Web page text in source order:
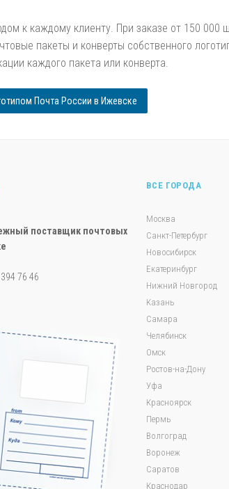
к каждому клиенту. При заказе от 150 000
пакеты и конверты собственного
каждого пакета или конверта.
Почта России в Ижевске
поставщик почтовых
76 46
ВСЕ ГОРОДА
Москва
Санкт-Петербург
Новосибирск
Екатеринбург
Нижний Новгород
Казань
Самара
Челябинск
Омск
Ростов-на-Дону
Уфа
Красноярск
Пермь
Волгоград
Воронеж
Саратов
Краснодар